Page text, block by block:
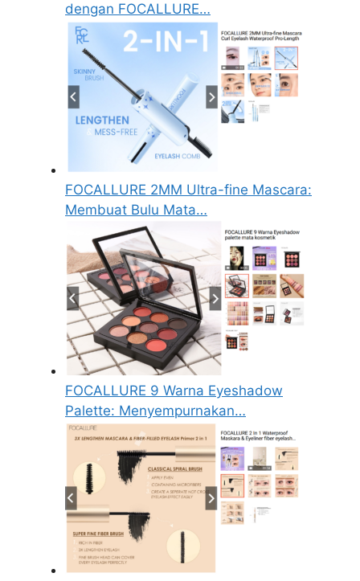
dengan FOCALLURE…
FOCALLURE 2MM Ultra-fine Mascara:
Membuat Bulu Mata…
FOCALLURE 9 Warna Eyeshadow
Palette: Menyempurnakan…